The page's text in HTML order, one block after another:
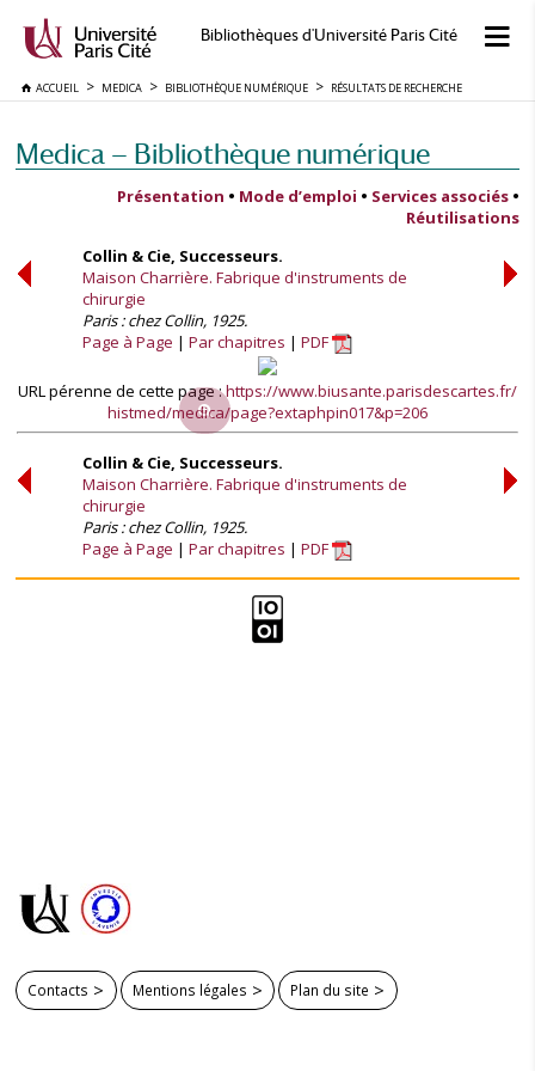
Bibliothèques d'Université Paris Cité
ACCUEIL MEDICA BIBLIOTHÈQUE NUMÉRIQUE RÉSULTATS DE RECHERCHE
Medica — Bibliothèque numérique
Présentation • Mode d’emploi • Services associés •
Réutilisations
Collin & Cie, Successeurs.
Maison Charrière. Fabrique d'instruments de
chirurgie
Paris : chez Collin, 1925.
Page à Page
Par chapitres PDF
URL pérenne de cette page :https://www.biusante.parisdescartes.fr/
histmed/medica/page?extaphpin017&p=206
Collin & Cie, Successeurs.
Maison Charrière. Fabrique d'instruments de
chirurgie
Paris : chez Collin, 1925.
Page à Page
Par chapitres PDF
Contacts Mentions légales Plan du site